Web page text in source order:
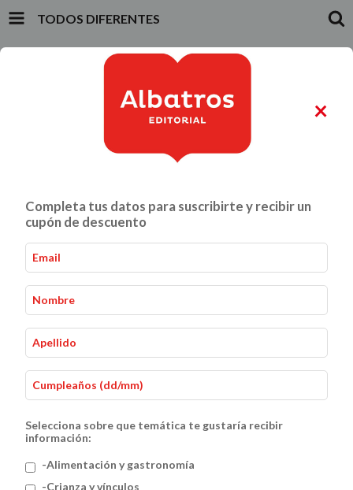
TODOS DIFERENTES
PRODUCTOS
ALIMENTACIÓN Y GASTRONOMÍA
Inicio - Infantiles y Juveniles - Todos Diferentes
×
Completa tus datos para suscribirte y recibir un
cupón de descuento
Selecciona sobre que temática te gustaría recibir
información:
-Alimentación y gastronomía
-Crianza y vínculos